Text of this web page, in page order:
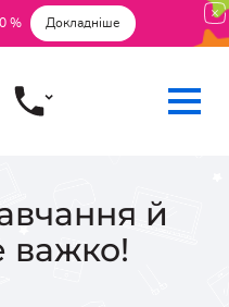
% Докладніше
й
важко!